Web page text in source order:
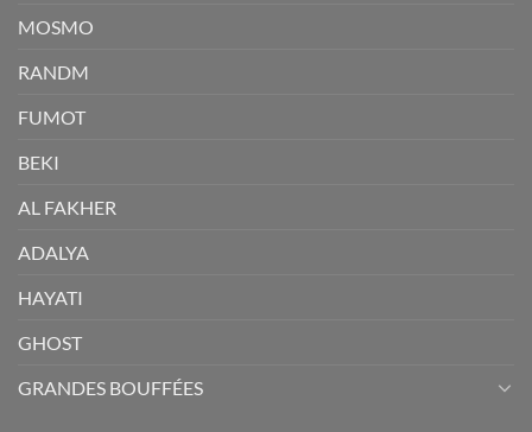
MOSMO
RANDM
FUMOT
BEKI
AL FAKHER
ADALYA
HAYATI
GHOST
GRANDES BOUFFÉES